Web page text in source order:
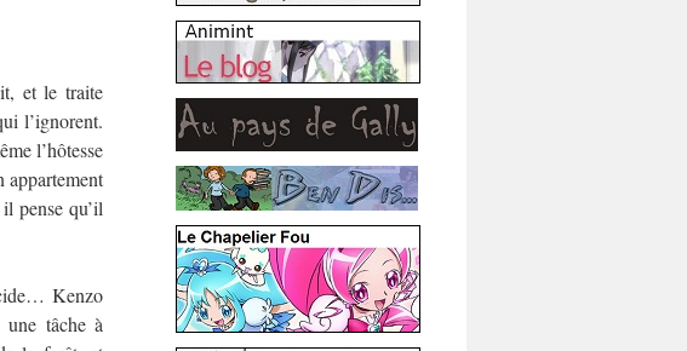
et le traite
l’ignorent.
l’hôtesse
appartement
pense qu’il
Kenzo
tâche à